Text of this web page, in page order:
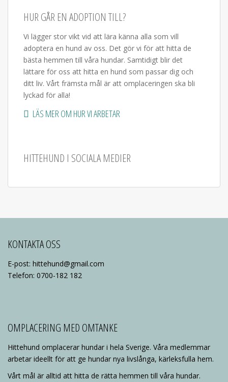
HUR GÅR EN ADOPTION TILL?
Vi lägger stor vikt vid att lära känna alla som vill
adoptera en hund av oss. Det gör vi för att hitta de
bästa hemmen till våra hundar. Samtidigt blir det
lättare för oss att hitta en hund som passar dig och
ditt liv. Vårt främsta mål är att omplaceringen ska bli
lyckad för alla!
LÄS MER OM HUR VI ARBETAR
HITTEHUND I SOCIALA MEDIER
KONTAKTA OSS
E-post: hittehund@gmail.com
Telefon: 0700-182 182
OMPLACERING MED OMTANKE
Hittehund omplacerar hundar i hela Sverige. Våra medlemmar
arbetar ideellt för att ge hundar nya livslånga, kärleksfulla hem.
Vårt mål är alltid att hitta de rätta hemmen till våra hundar.